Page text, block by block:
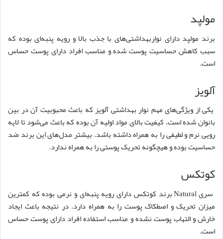
مولپد
برند مولپد دارای نواربهداشتی‌های با جذب بالا و رویه پنبه‌ای بوده که
سبب کاهش حساسیت پوست شده و مناسب افراد دارای پوست حساس
است.
آلویز
یکی از ویژگی‌های مهم نوار بهداشتی آلویز که باعث محبوبیت آن در بین
بانوان شده است، کیفیت بالای مواد اولیه آن بوده که باعث می‌شود تا لایه
رویی نرم و لطیفی را به همراه داشته باشد. بیشتر مدل‌های این برند ضد
حساسیت بوده و هیچگونه تحریک پوستی را به همراه ندارد.
کوتکس
سری Natural برند کوتکس دارای رویه پنبه‌ای و نرمی بوده که کمترین
میزان تحریک و اصطکاک پوست را به همراه دارد. در نتیجه باعث ایجاد
خارش و التهاب پوست نشده و مناسب استفاده افراد دارای پوست حساس
است.